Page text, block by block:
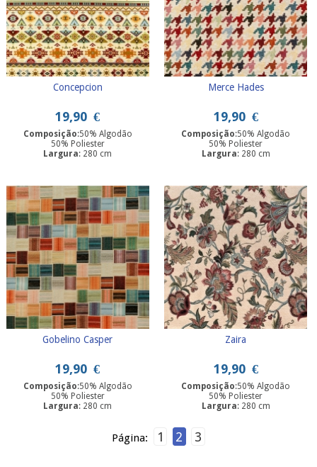
Concepcion
19,90 €
Composição:50% Algodão
50% Poliester
Largura: 280 cm
Merce Hades
19,90 €
Composição:50% Algodão
50% Poliester
Largura: 280 cm
Gobelino Casper
19,90 €
Composição:50% Algodão
50% Poliester
Largura: 280 cm
Zaira
19,90 €
Composição:50% Algodão
50% Poliester
Largura: 280 cm
Página: 1 2 3